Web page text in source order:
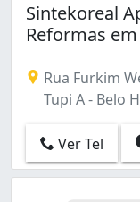
Sintekoreal
Reformas
Rua Furkim
Tupi A - Belo
Ver Tel